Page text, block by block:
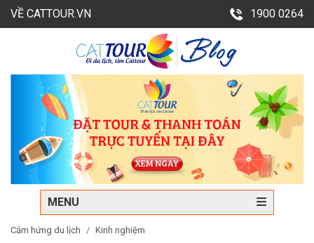
VỀ CATTOUR.VN 1900 0264
MENU
Cảm hứng du lịch Kinh nghiệm